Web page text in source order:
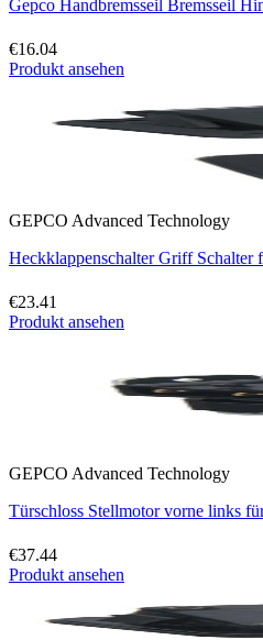
Gepco Handbremsseil Bremsseil
€16.04
Produkt ansehen
GEPCO Advanced Technology
Heckklappenschalter Griff Schalter
€23.41
Produkt ansehen
GEPCO Advanced Technology
Türschloss Stellmotor vorne links
€37.44
Produkt ansehen